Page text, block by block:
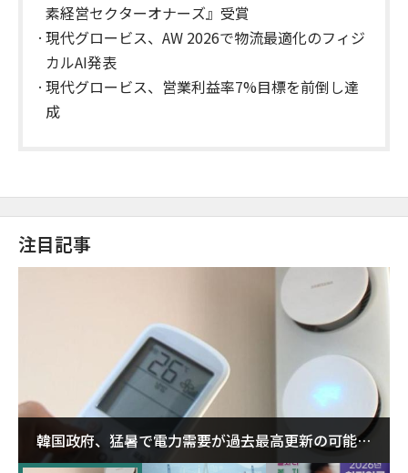
素経営セクターオナーズ』受賞
現代グロービス、AW 2026で物流最適化のフィジ
カルAI発表
現代グロービス、営業利益率7%目標を前倒し達
成
注目記事
韓国政府、猛暑で電力需要が過去最高更新の可能性